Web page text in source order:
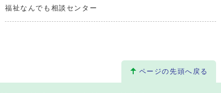
福祉なんでも相談センター
ページの先頭へ戻る